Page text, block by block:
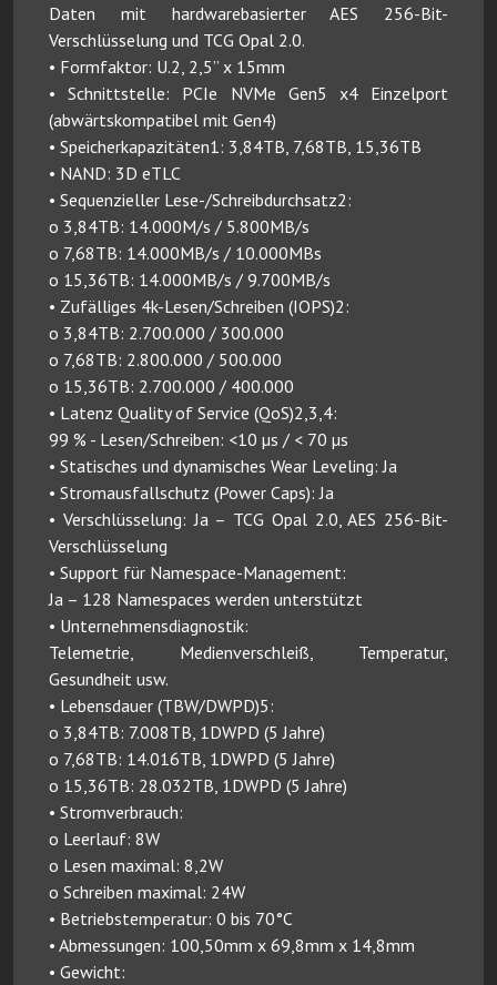
Daten mit hardwarebasierter AES 256-Bit-
Verschlüsselung und TCG Opal 2.0.
• Formfaktor: U.2, 2,5” x 15mm
• Schnittstelle: PCIe NVMe Gen5 x4 Einzelport
(abwärtskompatibel mit Gen4)
• Speicherkapazitäten1: 3,84TB, 7,68TB, 15,36TB
• NAND: 3D eTLC
• Sequenzieller Lese-/Schreibdurchsatz2:
o 3,84TB: 14.000M/s / 5.800MB/s
o 7,68TB: 14.000MB/s / 10.000MBs
o 15,36TB: 14.000MB/s / 9.700MB/s
• Zufälliges 4k-Lesen/Schreiben (IOPS)2:
o 3,84TB: 2.700.000 / 300.000
o 7,68TB: 2.800.000 / 500.000
o 15,36TB: 2.700.000 / 400.000
• Latenz Quality of Service (QoS)2,3,4:
99 % - Lesen/Schreiben: <10 µs / < 70 µs
• Statisches und dynamisches Wear Leveling: Ja
• Stromausfallschutz (Power Caps): Ja
• Verschlüsselung: Ja – TCG Opal 2.0, AES 256-Bit-
Verschlüsselung
• Support für Namespace-Management:
Ja – 128 Namespaces werden unterstützt
• Unternehmensdiagnostik:
Telemetrie, Medienverschleiß, Temperatur,
Gesundheit usw.
• Lebensdauer (TBW/DWPD)5:
o 3,84TB: 7.008TB, 1DWPD (5 Jahre)
o 7,68TB: 14.016TB, 1DWPD (5 Jahre)
o 15,36TB: 28.032TB, 1DWPD (5 Jahre)
• Stromverbrauch:
o Leerlauf: 8W
o Lesen maximal: 8,2W
o Schreiben maximal: 24W
• Betriebstemperatur: 0 bis 70°C
• Abmessungen: 100,50mm x 69,8mm x 14,8mm
• Gewicht: